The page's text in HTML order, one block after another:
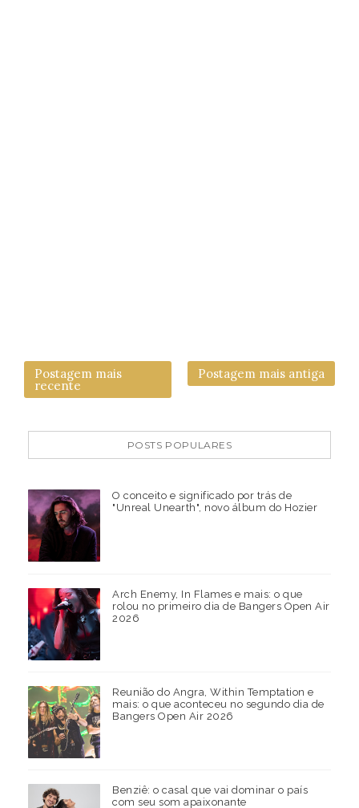
Postagem mais
recente
Postagem mais antiga
POSTS POPULARES
O conceito e significado por trás de
"Unreal Unearth", novo álbum do Hozier
Arch Enemy, In Flames e mais: o que
rolou no primeiro dia de Bangers Open Air
2026
Reunião do Angra, Within Temptation e
mais: o que aconteceu no segundo dia de
Bangers Open Air 2026
Benziê: o casal que vai dominar o país
com seu som apaixonante